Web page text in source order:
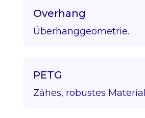
Overhang
Überhanggeometrie.
PETG
Zähes, robustes